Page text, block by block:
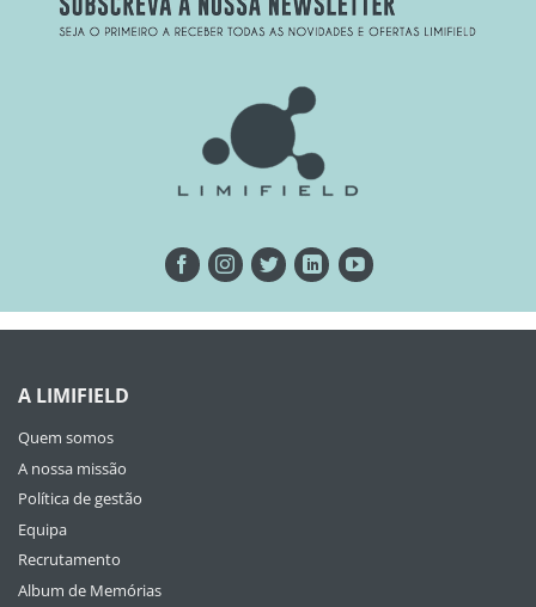
A LIMIFIELD
Quem somos
A nossa missão
Política de gestão
Equipa
Recrutamento
Album de Memórias